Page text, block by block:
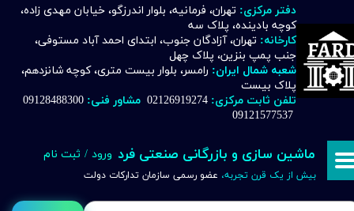
دفتر مرکزی: تهران، فرمانیه، بلوار اندرزگو، خیابان مهدی زاده،
کوچه بادینده، پلاک سه
کارخانه: تهران، آزادگان جنوب، ابتدای احمد آباد مستوفی،
جنب پمپ بنزین، پلاک چهل
شعبه شمال ایران: رامسر، بلوار بیست متری، کوچه شانزدهم،
پلاک بیست
تلفن ثابت مرکزی: 02126919274 مشاور فنی:
09121577537
ماشین سازی و بازرگانی صنعتی فرد
بیش از یک قرن تجربه، عضو رسمی سازمان تدارکات دولت
ورود / ثبت نام
حساب کاربری من
تغییر گذر واژه
خروج از حساب کاربری